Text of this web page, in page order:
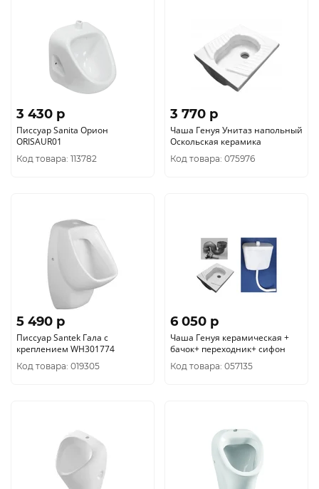
3 430 p
Писсуар Sanita Орион
ORISAUR01
Код товара: 113782
3 770 p
Чаша Генуя Унитаз напольный
Оскольская керамика
Код товара: 075976
5 490 p
Писсуар Santek Гала с
креплением WH301774
Код товара: 019305
6 050 p
Чаша Генуя керамическая +
бачок+ переходник+ сифон
Код товара: 057135